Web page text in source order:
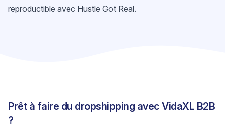
reproductible avec Hustle Got Real.
Prêt à faire du dropshipping avec VidaXL B2B
?